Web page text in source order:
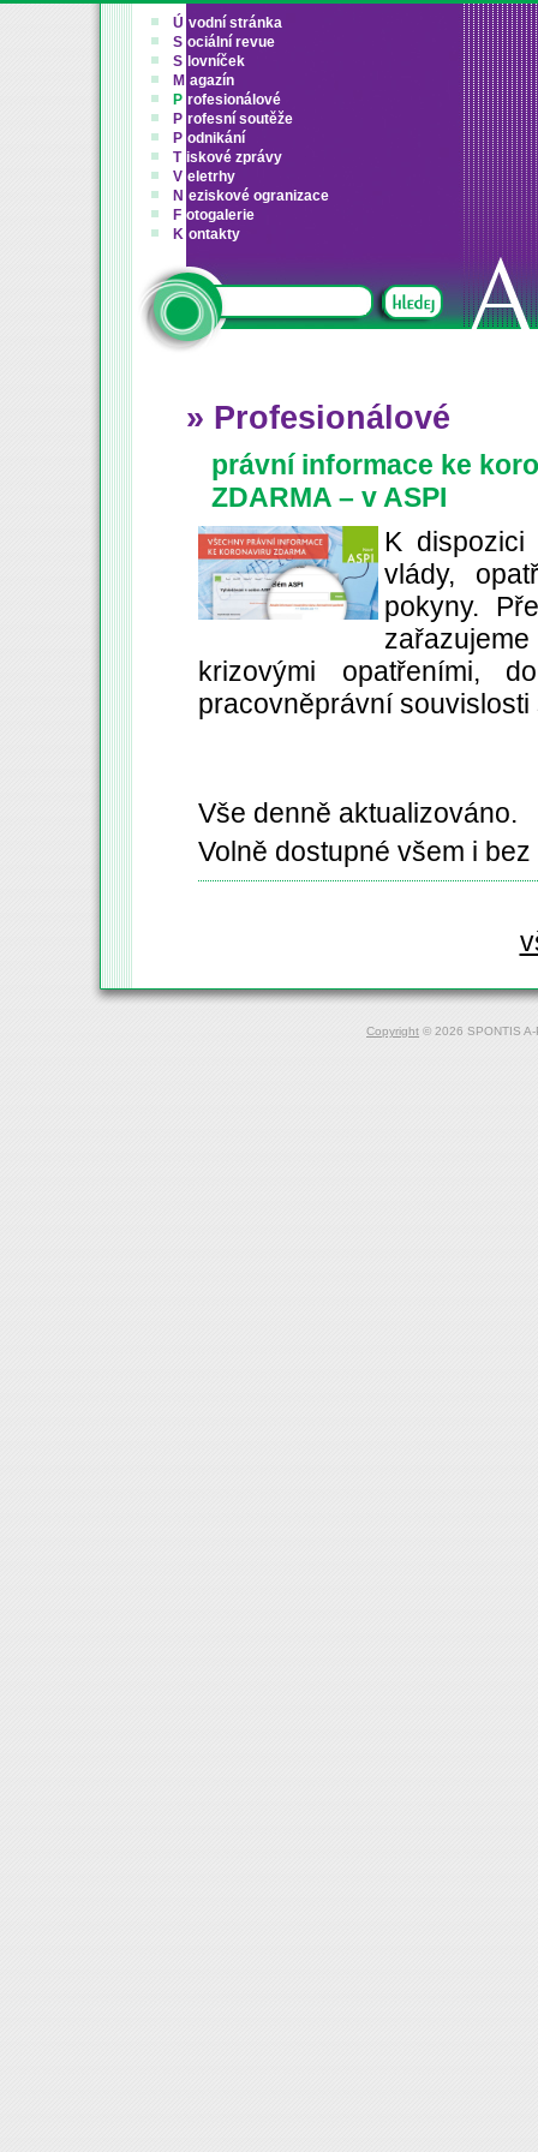
Ú vodní stránka
S ociální revue
S lovníček
M agazín
P rofesionálové
P rofesní soutěže
P odnikání
T iskové zprávy
V eletrhy
N eziskové ogranizace
F otogalerie
K ontakty
» Profesionálové
právní informace ke
ZDARMA – v ASPI
K dispozici
vlády,
pokyny.
krizovými opatřeními,
pracovněprávní
Vše denně aktualizováno.
Volně dostupné všem i
Copyright © 2026 SPONTIS